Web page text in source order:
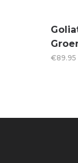
€89.95